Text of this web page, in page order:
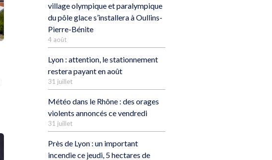
village olympique et paralympique
du pôle glace s’installera à Oullins-
Pierre-Bénite
4 août
Lyon : attention, le stationnement
restera payant en août
31 juillet
Météo dans le Rhône : des orages
violents annoncés ce vendredi
31 juillet
Près de Lyon : un important
incendie ce jeudi, 5 hectares de